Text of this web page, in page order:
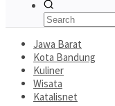
Jawa Barat
Kota Bandung
Kuliner
Wisata
Katalisnet